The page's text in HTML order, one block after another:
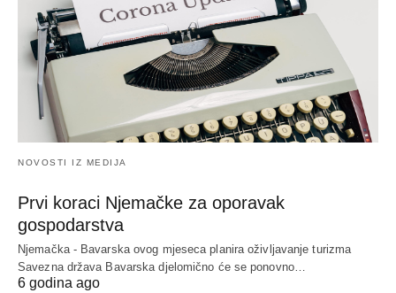
NOVOSTI IZ MEDIJA
Prvi koraci Njemačke za oporavak
gospodarstva
Njemačka - Bavarska ovog mjeseca planira oživljavanje turizma
Savezna država Bavarska djelomično će se ponovno…
6 godina ago